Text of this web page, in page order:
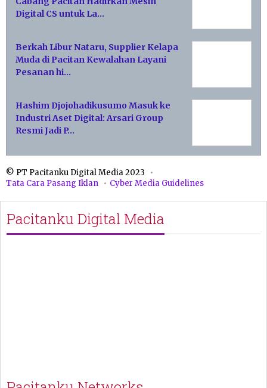
Digital CS untuk La…
Berkah Libur Nataru, Supplier Kelapa
Muda di Pacitan Kewalahan Layani
Pesanan hi…
Hashim Djojohadikusumo Masuk ke
Industri Aset Digital: Arsari Group
Resmi Jadi P…
© PT Pacitanku Digital Media 2023
Tata Cara Pasang Iklan
Cyber Media Guidelines
Pacitanku Digital Media